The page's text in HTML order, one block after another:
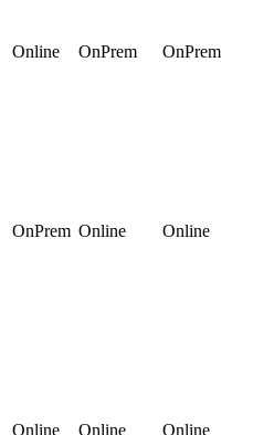
Online OnPrem OnPrem
OnPrem Online Online
Online Online Online